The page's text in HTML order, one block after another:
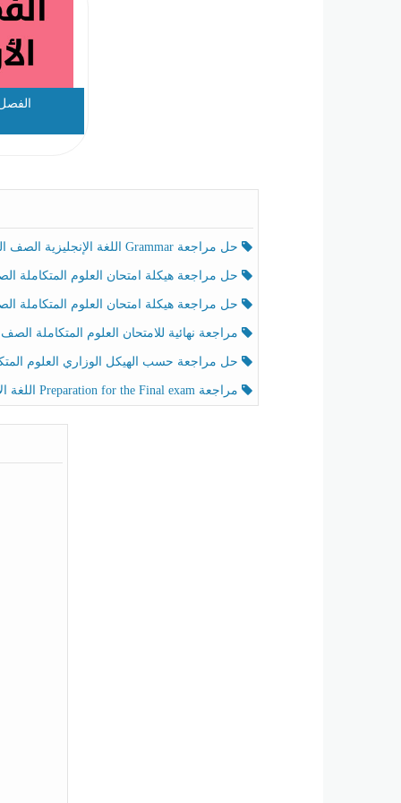
حل مراجعة Grammar اللغة الإنجليزية الصف الخامس الفصل الثالث
حل مراجعة هيكلة امتحان العلوم المتكاملة الصف الخامس انسبير الفصل
حل مراجعة هيكلة امتحان العلوم المتكاملة الصف الخامس عام الفصل
مراجعة نهائية للامتحان العلوم المتكاملة الصف الخامس انسبير الفصل
حل مراجعة حسب الهيكل الوزاري العلوم المتكاملة الصف الخامس عام الفصل
مراجعة Preparation for the Final exam اللغة الإنجليزية الصف الرابع الفصل الثالث